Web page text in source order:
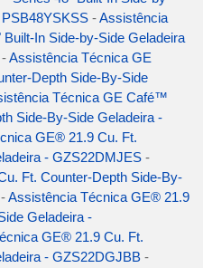
-Assistência
In Side-by-Side Geladeira
-Assistência Técnica GE
Depth Side-By-Side
Técnica GE Café™
Side-By-Side Geladeira -
GE® 21.9 Cu. Ft.
- GZS22DMJES -
Ft. Counter-Depth Side-By-
-Assistência Técnica GE® 21.9
Geladeira -
GE® 21.9 Cu. Ft.
- GZS22DGJBB -